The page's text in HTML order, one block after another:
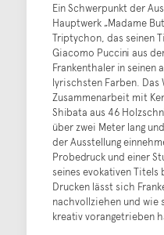
Ein Schwerpunkt der
Hauptwerk „Madame
Triptychon, das seinen
Giacomo Puccini aus
Frankenthaler in seinen
lyrischsten Farben. Das
Zusammenarbeit mit
Shibata aus 46
über zwei Meter lang
der Ausstellung
Probedruck und einer
seines evokativen
Drucken lässt sich
nachvollziehen und wie
kreativ vorangetrieben